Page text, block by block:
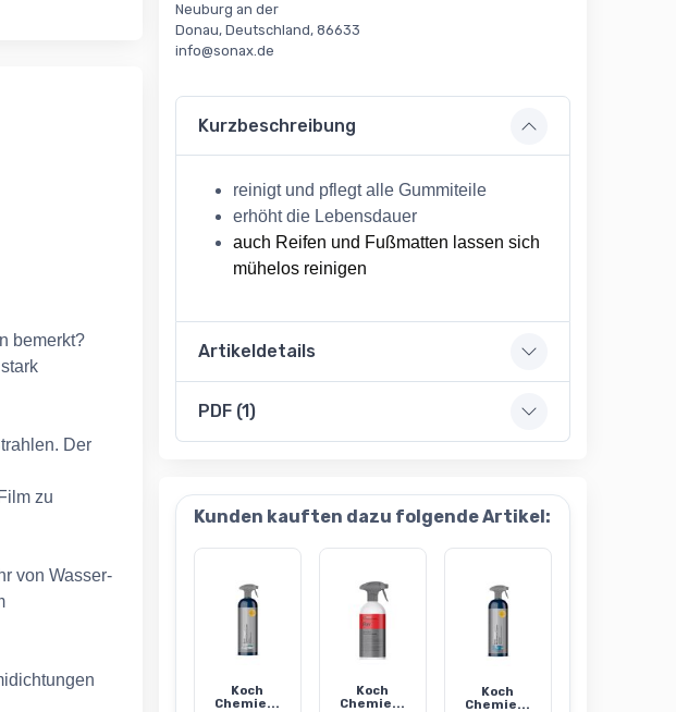
bemerkt?
Der
zu
von Wasser-
Neuburg an der
Donau, Deutschland, 86633
info@sonax.de
Kurzbeschreibung
reinigt und pflegt alle Gummiteile
erhöht die Lebensdauer
auch Reifen und Fußmatten lassen sich
mühelos reinigen
Artikeldetails
PDF (1)
Kunden kauften dazu folgende Artikel:
Koch
Chemie...
Koch
Chemie...
Koch
Chemie...